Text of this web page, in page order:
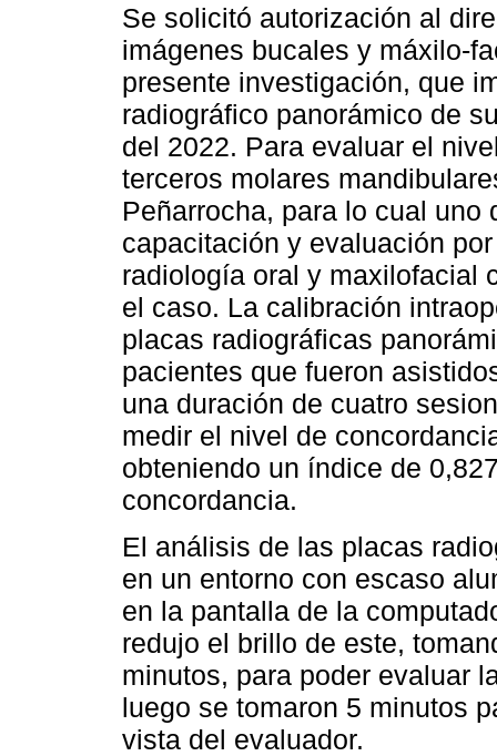
Se solicitó autorización al
imágenes bucales y máxilo-
presente investigación, que
radiográfico panorámico de
del 2022. Para evaluar el
terceros molares
Peñarrocha, para lo cual
capacitación y evaluación
radiología oral y maxilofacial
el caso. La calibración
placas radiográficas
pacientes que fueron
una duración de cuatro
medir el nivel de
obteniendo un índice de
concordancia.
El análisis de las placas
en un entorno con escaso
en la pantalla de la
redujo el brillo de este,
minutos, para poder evaluar
luego se tomaron 5 minutos
vista del evaluador.